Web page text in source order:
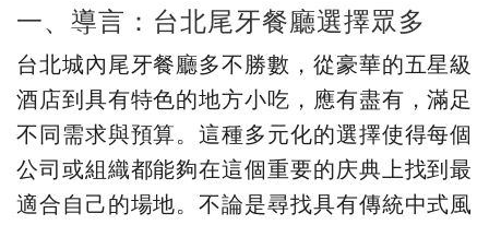
一、導言：台北尾牙餐廳選擇眾多
台北城內尾牙餐廳多不勝數，從豪華的五星級
酒店到具有特色的地方小吃，應有盡有，滿足
不同需求與預算。這種多元化的選擇使得每個
公司或組織都能夠在這個重要的庆典上找到最
適合自己的場地。不論是尋找具有傳統中式風